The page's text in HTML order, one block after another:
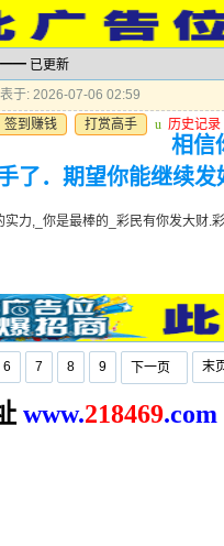
━━ 已更新
于: 2026-07-06 02:59
签到赚钱
打赏高手 u 历史记录
相信
了．期望你能继续发
实力,_你是最棒的_彩民有你发大财.
6 7 8 9 下一页 末
www.218469.com